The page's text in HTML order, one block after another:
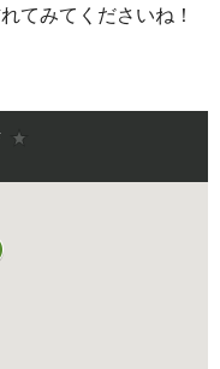
てみてくださいね！